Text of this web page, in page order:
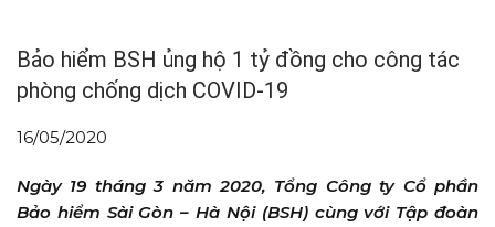
Bảo hiểm BSH ủng hộ 1 tỷ đồng cho công tác
phòng chống dịch COVID-19
16/05/2020
Ngày 19 tháng 3 năm 2020, Tổng Công ty Cổ phần
Bảo hiểm Sài Gòn – Hà Nội (BSH) cùng với Tập đoàn